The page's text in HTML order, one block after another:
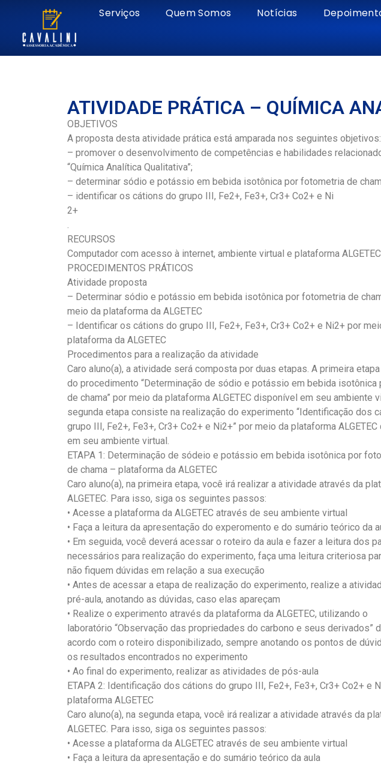
Serviços Quem Somos Notícias
ATIVIDADE PRÁTICA – QUÍMICA
OBJETIVOS
A proposta desta atividade prática está amparada nos seguintes objetivos:
– promover o desenvolvimento de competências e habilidades
“Química Analítica Qualitativa”;
– determinar sódio e potássio em bebida isotônica por fotometria de
– identificar os cátions do grupo III, Fe2+, Fe3+, Cr3+ Co2+ e Ni
2+
.
RECURSOS
Computador com acesso à internet, ambiente virtual e plataforma
PROCEDIMENTOS PRÁTICOS
Atividade proposta
– Determinar sódio e potássio em bebida isotônica por fotometria de
meio da plataforma da ALGETEC
– Identificar os cátions do grupo III, Fe2+, Fe3+, Cr3+ Co2+ e Ni2+ por
plataforma da ALGETEC
Procedimentos para a realização da atividade
Caro aluno(a), a atividade será composta por duas etapas. A primeira
do procedimento “Determinação de sódio e potássio em bebida isotônica
de chama” por meio da plataforma ALGETEC disponível em seu ambiente
segunda etapa consiste na realização do experimento “Identificação dos
grupo III, Fe2+, Fe3+, Cr3+ Co2+ e Ni2+” por meio da plataforma
em seu ambiente virtual.
ETAPA 1: Determinação de sódeio e potássio em bebida isotônica por
de chama – plataforma da ALGETEC
Caro aluno(a), na primeira etapa, você irá realizar a atividade através da
ALGETEC. Para isso, siga os seguintes passos:
• Acesse a plataforma da ALGETEC através de seu ambiente virtual
• Faça a leitura da apresentação do experomento e do sumário teórico da
• Em seguida, você deverá acessar o roteiro da aula e fazer a leitura dos
necessários para realização do experimento, faça uma leitura criteriosa
não fiquem dúvidas em relação a sua execução
• Antes de acessar a etapa de realização do experimento, realize a
pré-aula, anotando as dúvidas, caso elas apareçam
• Realize o experimento através da plataforma da ALGETEC, utilizando o
laboratório “Observação das propriedades do carbono e seus derivados”
acordo com o roteiro disponibilizado, sempre anotando os pontos de
os resultados encontrados no experimento
• Ao final do experimento, realizar as atividades de pós-aula
ETAPA 2: Identificação dos cátions do grupo III, Fe2+, Fe3+, Cr3+ Co2+ e
plataforma ALGETEC
Caro aluno(a), na segunda etapa, você irá realizar a atividade através da
ALGETEC. Para isso, siga os seguintes passos:
• Acesse a plataforma da ALGETEC através de seu ambiente virtual
• Faça a leitura da apresentação e do sumário teórico da aula